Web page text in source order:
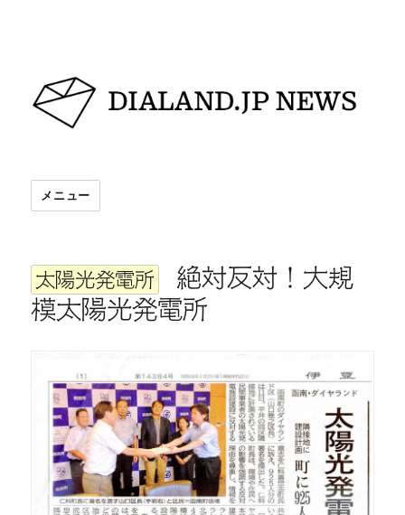
DIALAND.JP NEWS
メニュー
太陽光発電所
絶対反対！大規
模太陽光発電所